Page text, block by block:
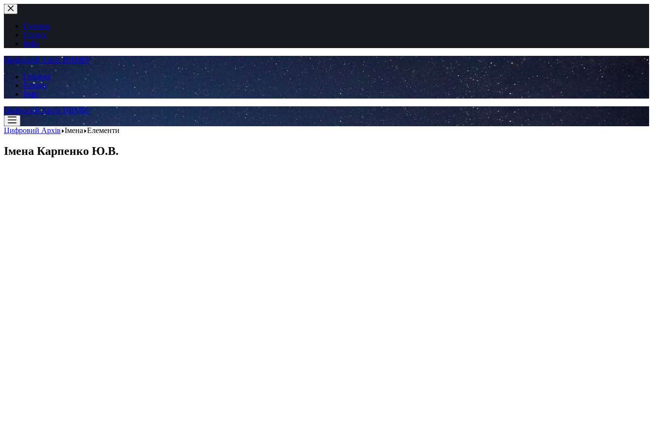
Перейти
до
вмістуГоловна
Пошук
Інфо
Цифровий Архів ННМБУ
Головна
Пошук
Інфо
Цифровий Архів ННМБУ
Цифровий Архів Імена Елементи
Імена Карпенко Ю.В.